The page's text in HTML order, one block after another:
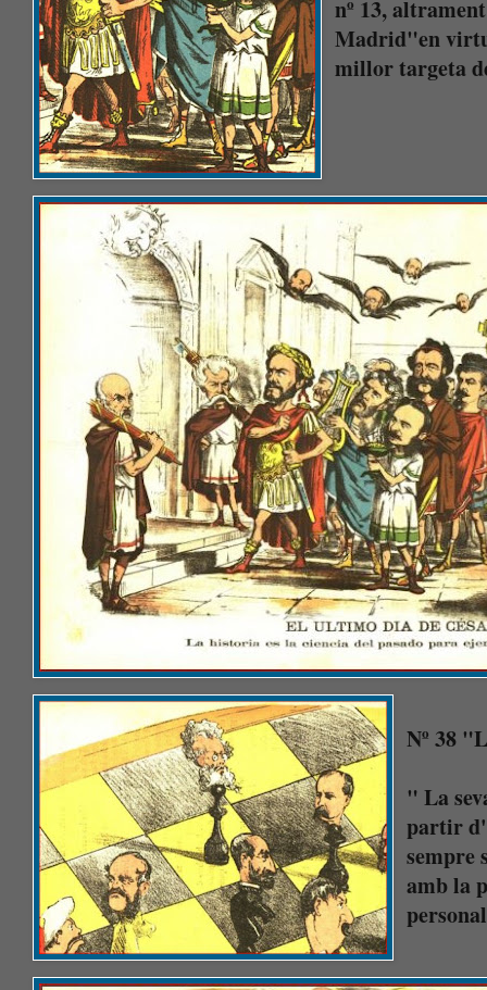
nº 13,
Madrid"en
millor targeta
Nº 38
" La
partir
sempre
amb la